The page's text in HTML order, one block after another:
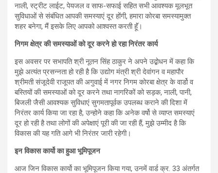
नाली, स्ट्रीट लाईट, पेयजल व साफ-सफाई सहित सभी आवश्यक मूलभूत
सुविधाओं से संबंधित आपकी समस्याएं दूर होंगी, हमारा कोरबा समस्यामुक्त
शहर बनेगा, मैं इसके लिए आपको आश्वस्त करती हूॅं।
निगम क्षेत्र की समस्याओं को दूर करने हो रहा निरंतर कार्य
इस अवसर पर सभापति श्री नूतन सिंह ठाकुर ने अपने उद्बोधन में कहा कि
मुझे अत्यंत प्रसन्नता हो रही है कि उद्योग मंत्री श्री देवांगन व महापौर
श्रीमती संजूदेवी राजूपत की अगुवाई में नगर निगम कोरबा क्षेत्र के वार्डो व
बस्तियों की समस्याओं को दूर करने तथा नागरिकों को सड़क, नाली, पानी,
बिजली जैसी आवश्यक सुविधाएं सुगमतापूर्वक उपलब्ध कराने की दिशा में
निरंतर कार्य किया जा रहा है, उन्होने कहा कि अनेक वर्षो से व्याप्त समस्याएं
दूर हो रही है तथा लोगों की अपेक्षाएं पूरी की जा रही हैं, मुझे उम्मीद है कि
विकास की यह गति आगे भी निरंतर जारी रहेगी।
इन विकास कार्यो का हुआ भूमिपूजन
आज जिन विकास कार्यो का भूमिपूजन किया गया, उनमें वार्ड क्र. 33 अंतर्गत